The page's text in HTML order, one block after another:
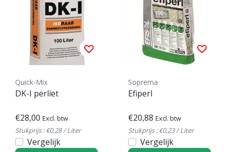
Quick-Mix
DK-I perliet
€28,00 Excl. btw
Stukprijs : €0,28 / Liter
Vergelijk
Soprema
Efiperl
€20,88 Excl. btw
Stukprijs : €0,23 / Liter
Vergelijk